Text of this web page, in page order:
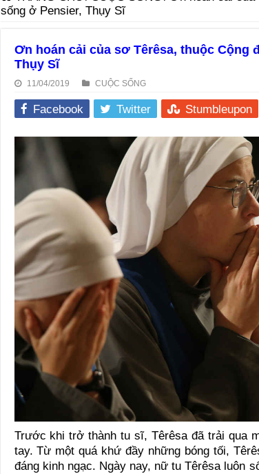
sống ở Pensier, Thụy Sĩ
Ơn hoán cải của sơ Têrêsa, thuộc Cộng
Thụy Sĩ
11/04/2019 CUỘC SỐNG
Facebook Twitter Stumbleupon
Trước khi trở thành tu sĩ, Têrêsa đã trải qua
tay. Từ một quá khứ đầy những bóng tối,
đáng kinh ngạc. Ngày nay, nữ tu Têrêsa luôn